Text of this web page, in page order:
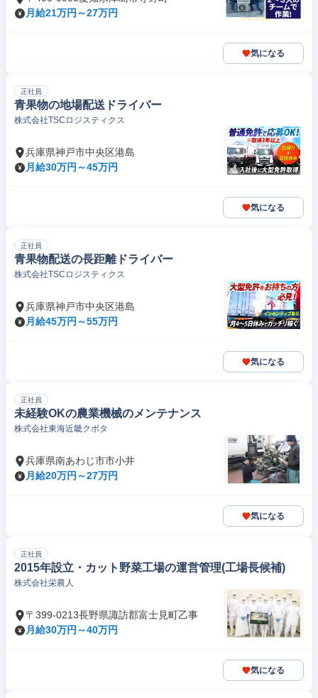
月給21万円～27万円
気になる
正社員
青果物の地場配送ドライバー
株式会社TSCロジスティクス
兵庫県神戸市中央区港島
月給30万円～45万円
気になる
正社員
青果物配送の長距離ドライバー
株式会社TSCロジスティクス
兵庫県神戸市中央区港島
月給45万円～55万円
気になる
正社員
未経験OKの農業機械のメンテナンス
株式会社東海近畿クボタ
兵庫県南あわじ市市小井
月給20万円～27万円
気になる
正社員
2015年設立・カット野菜工場の運営管理(工場長候補)
株式会社栄農人
〒399-0213長野県諏訪郡富士見町乙事
月給30万円～40万円
気になる